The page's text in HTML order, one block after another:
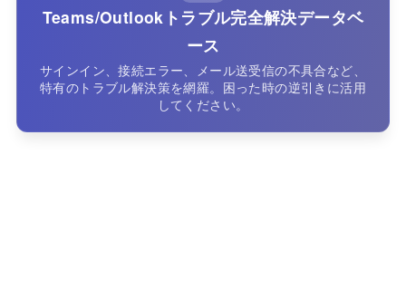
Teams/Outlookトラブル完全解決データベ
ース
サインイン、接続エラー、メール送受信の不具合など、
特有のトラブル解決策を網羅。困った時の逆引きに活用
してください。